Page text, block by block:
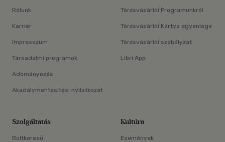
Rólunk
Karrier
Impresszum
Társadalmi programok
Adományozás
Akadálymentesítési nyilatkozat
Törzsvásárlói Programunkról
Törzsvásárlói Kártya egyenlege
Törzsvásárlói szabályzat
Libri App
Szolgáltatás
Boltkereső
Kultúra
Események